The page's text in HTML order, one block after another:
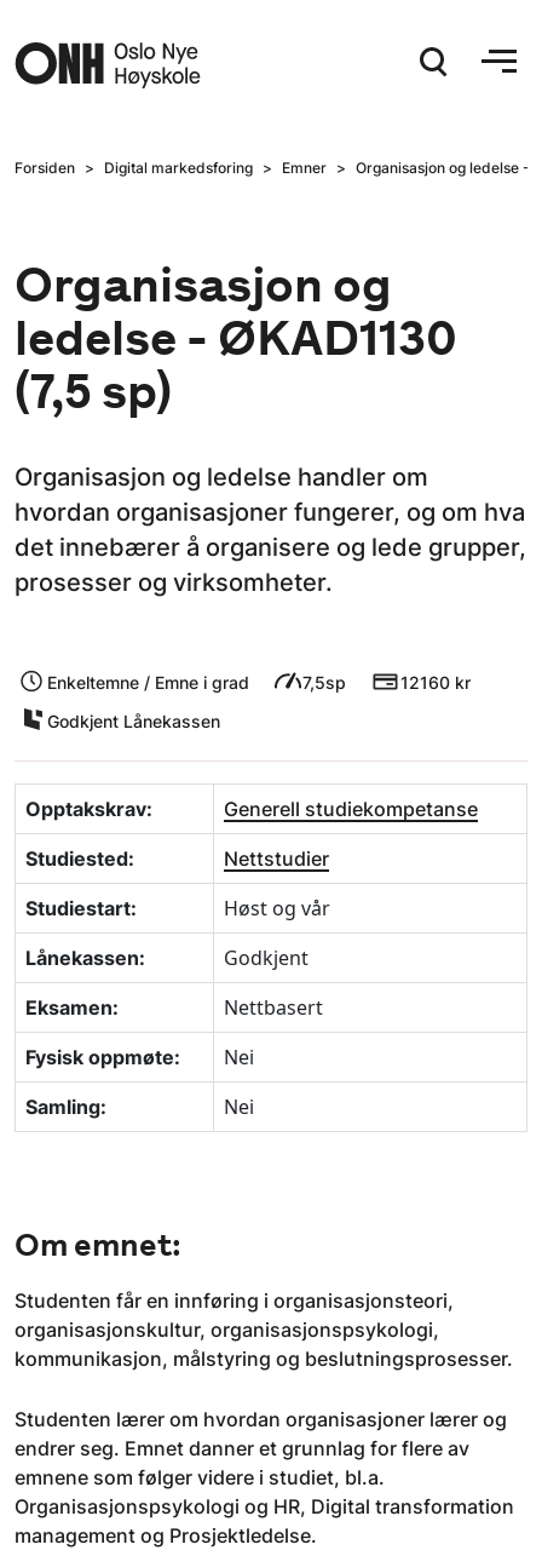
Forsiden Digital markedsforing Emner Organisasjon og ledelse -
Organisasjon og
ledelse - ØKAD1130
(7,5 sp)
Organisasjon og ledelse handler om
hvordan organisasjoner fungerer, og om hva
det innebærer å organisere og lede grupper,
prosesser og virksomheter.
Enkeltemne / Emne i grad 7,5sp
12160 kr
Godkjent Lånekassen
Opptakskrav: Generell studiekompetanse
Studiested: Nettstudier
Studiestart: Høst og vår
Lånekassen: Godkjent
Eksamen: Nettbasert
Fysisk oppmøte: Nei
Samling: Nei
Om emnet:
Studenten får en innføring i organisasjonsteori,
organisasjonskultur, organisasjonspsykologi,
kommunikasjon, målstyring og beslutningsprosesser.
Studenten lærer om hvordan organisasjoner lærer og
endrer seg. Emnet danner et grunnlag for flere av
emnene som følger videre i studiet, bl.a.
Organisasjonspsykologi og HR, Digital transformation
management og Prosjektledelse.